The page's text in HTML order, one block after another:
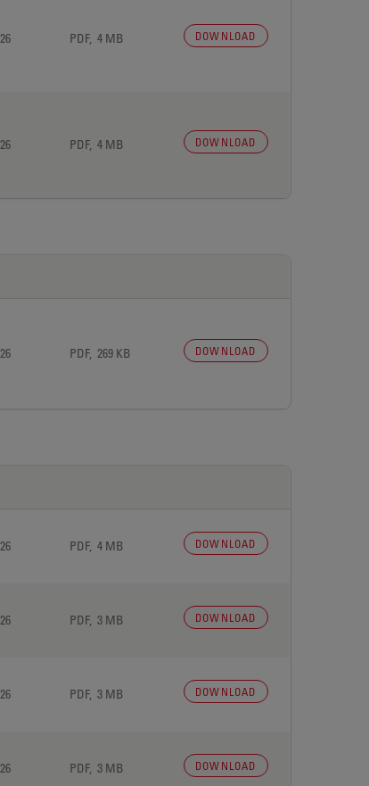
PDF, 4 MB DOWNLOAD
PDF, 4 MB DOWNLOAD
PDF, 269 KB DOWNLOAD
PDF, 4 MB DOWNLOAD
PDF, 3 MB DOWNLOAD
PDF, 3 MB DOWNLOAD
PDF, 3 MB DOWNLOAD